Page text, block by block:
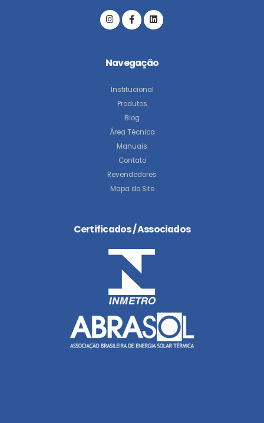
Navegação
Institucional
Produtos
Blog
Área Técnica
Manuais
Contato
Revendedores
Mapa do Site
Certificados / Associados